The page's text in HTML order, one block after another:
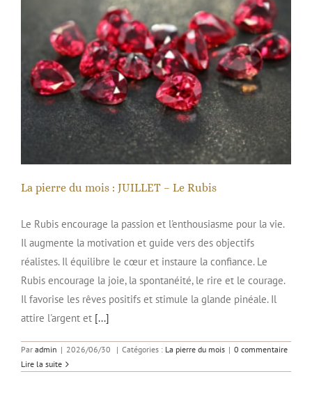
La pierre du mois : JUILLET – Le Rubis
La pierre du mois : JUILLET – Le Rubis
Le Rubis encourage la passion et l'enthousiasme pour la vie.
Il augmente la motivation et guide vers des objectifs
réalistes. Il équilibre le cœur et instaure la confiance. Le
Rubis encourage la joie, la spontanéité, le rire et le courage.
Il favorise les rêves positifs et stimule la glande pinéale. Il
attire l'argent et [...]
Par admin | 2026/06/30 | Catégories : La pierre du mois | 0 commentaire
Lire la suite